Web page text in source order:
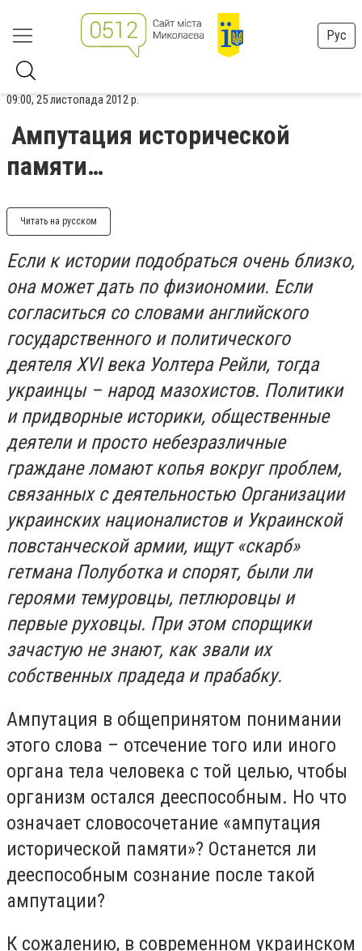
Рус
09:00, 25 листопада 2012 р.
Ампутация исторической
памяти…
Читать на русском
Если к истории подобраться очень близко,
она может дать по физиономии. Если
согласиться со словами английского
государственного и политического
деятеля XVI века Уолтера Рейли, тогда
украинцы – народ мазохистов. Политики
и придворные историки, общественные
деятели и просто небезразличные
граждане ломают копья вокруг проблем,
связанных с деятельностью Организации
украинских националистов и Украинской
повстанческой армии, ищут «скарб»
гетмана Полуботка и спорят, были ли
героями темуровцы, петлюровцы и
первые руховцы. При этом спорщики
зачастую не знают, как звали их
собственных прадеда и прабабку.
Ампутация в общепринятом понимании
этого слова – отсечение того или иного
органа тела человека с той целью, чтобы
организм остался дееспособным. Но что
означает словосочетание «ампутация
исторической памяти»? Останется ли
дееспособным сознание после такой
ампутации?
К сожалению, в современном украинском